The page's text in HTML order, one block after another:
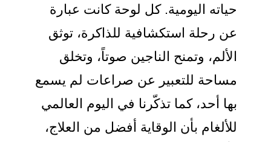
حياته اليومية. كل لوحة كانت عبارة
عن رحلة استكشافية للذاكرة، توثق
الألم، وتمنح الناجين صوتاً، وتخلق
مساحة للتعبير عن صراعات لم يسمع
بها أحد، كما تذكّرنا في اليوم العالمي
للألغام بأن الوقاية أفضل من العلاج،